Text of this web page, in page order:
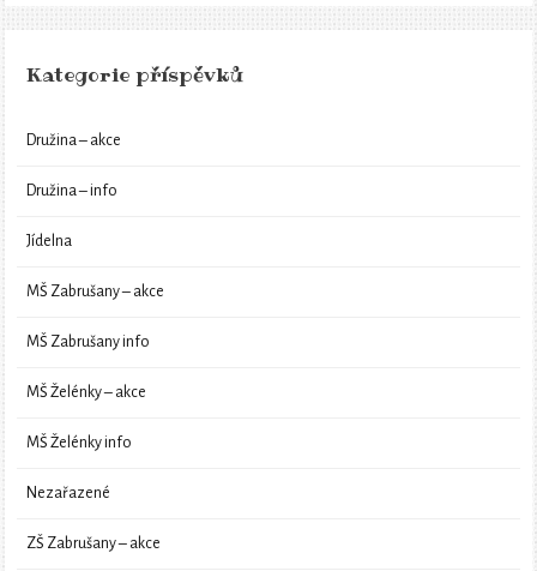
Kategorie příspěvků
Družina – akce
Družina – info
Jídelna
MŠ Zabrušany – akce
MŠ Zabrušany info
MŠ Želénky – akce
MŠ Želénky info
Nezařazené
ZŠ Zabrušany – akce